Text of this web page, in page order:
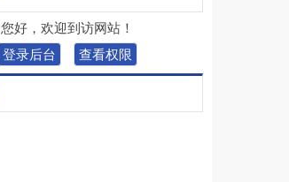
您好，欢迎到访网站！
登录后台
查看权限